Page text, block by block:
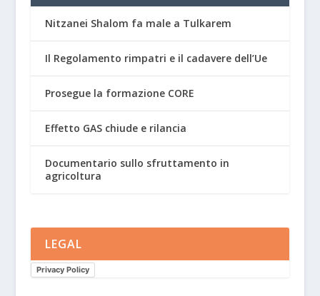
Nitzanei Shalom fa male a Tulkarem
Il Regolamento rimpatri e il cadavere dell’Ue
Prosegue la formazione CORE
Effetto GAS chiude e rilancia
Documentario sullo sfruttamento in
agricoltura
LEGAL
Privacy Policy